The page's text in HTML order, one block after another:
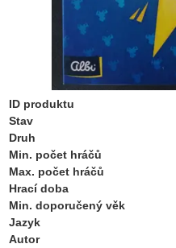
ID produktu
Stav
Druh
Min. počet hráčů
Max. počet hráčů
Hrací doba
Min. doporučený věk
Jazyk
Autor